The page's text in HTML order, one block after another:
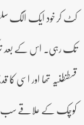
تک رہی۔ اس کے بعد
قسطنطنیہ تھا اور اسی
کوچک کے علاقے سب